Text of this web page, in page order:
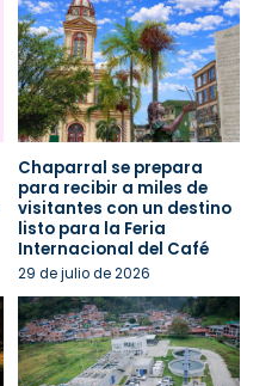
Chaparral se prepara
para recibir a miles de
visitantes con un destino
listo para la Feria
Internacional del Café
29 de julio de 2026